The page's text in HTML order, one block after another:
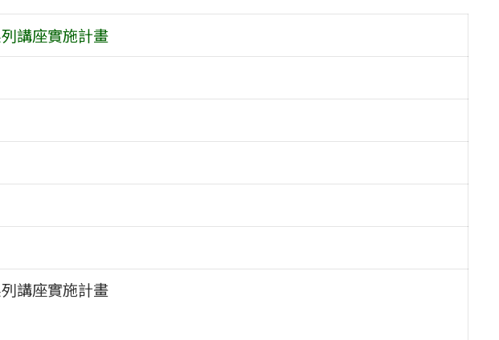
講座實施計畫
講座實施計畫